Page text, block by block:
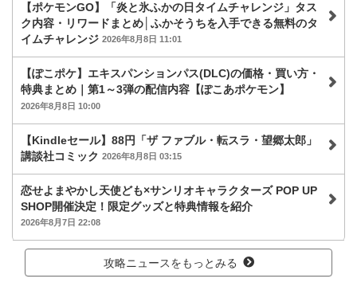
【ポケモンGO】「炎と氷ふかの日タイムチャレンジ」タス
ク内容・リワードまとめ│ふかそうちを入手できる無料のタ
イムチャレンジ 2026年8月8日 11:01
【ぽこポケ】エキスパンションパス(DLC)の価格・買い方・
特典まとめ｜第1～3弾の配信内容【ぽこあポケモン】
2026年8月8日 10:00
【Kindleセール】88円「ザ ファブル・転スラ・望郷太郎」
講談社コミック 2026年8月8日 03:15
恋せよまやかし天使ども×サンリオキャラクターズ POP UP
SHOP開催決定！限定グッズと特典情報を紹介
2026年8月7日 22:08
攻略ニュースをもっとみる